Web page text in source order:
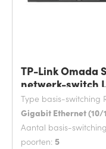
TP-Link Omada
netwerk-switch
Type basis-switching
Gigabit Ethernet (10/
Aantal basis-
poorten: 5